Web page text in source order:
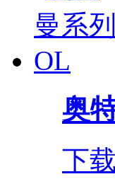
奥
下载